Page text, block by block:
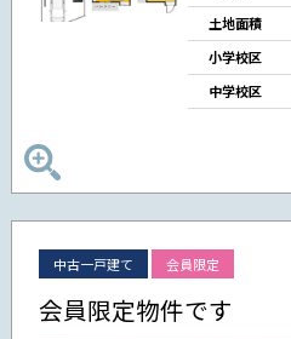
土地面積
小学校区
中学校区
中古一戸建て 会員限定
会員限定物件です